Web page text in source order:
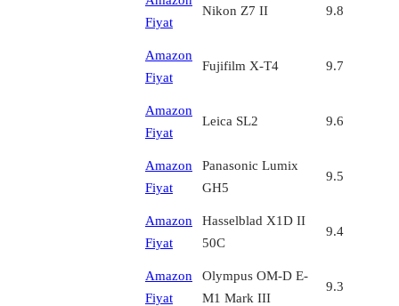
Fiyat
Nikon Z7 II 9.8
Amazon
Fiyat
Fujifilm X-T4 9.7
Amazon
Fiyat
Leica SL2 9.6
Amazon
Fiyat
Panasonic Lumix
GH5
9.5
Amazon
Fiyat
Hasselblad X1D II
50C
9.4
Amazon
Fiyat
Olympus OM-D E-
M1 Mark III
9.3